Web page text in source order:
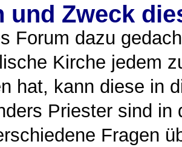
und Zweck
Forum dazu
Kirche jedem
hat, kann diese in
Priester sind in
Fragen